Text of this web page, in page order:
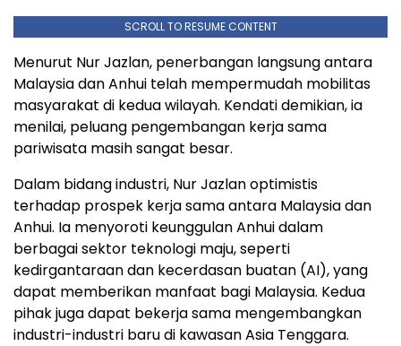
SCROLL TO RESUME CONTENT
Menurut Nur Jazlan, penerbangan langsung antara
Malaysia dan Anhui telah mempermudah mobilitas
masyarakat di kedua wilayah. Kendati demikian, ia
menilai, peluang pengembangan kerja sama
pariwisata masih sangat besar.
Dalam bidang industri, Nur Jazlan optimistis
terhadap prospek kerja sama antara Malaysia dan
Anhui. Ia menyoroti keunggulan Anhui dalam
berbagai sektor teknologi maju, seperti
kedirgantaraan dan kecerdasan buatan (AI), yang
dapat memberikan manfaat bagi Malaysia. Kedua
pihak juga dapat bekerja sama mengembangkan
industri-industri baru di kawasan Asia Tenggara.